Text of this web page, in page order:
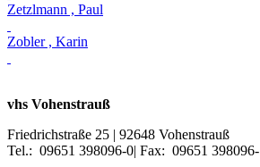
Zetzlmann , Paul
Zobler , Karin
vhs Vohenstrauß
Friedrichstraße 25 | 92648 Vohenstrauß
Tel.: 09651 398096-0| Fax: 09651 398096-